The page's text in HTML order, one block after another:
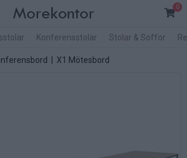
0
Konferensstolar Stolar & Soffor
X1 Mötesbord